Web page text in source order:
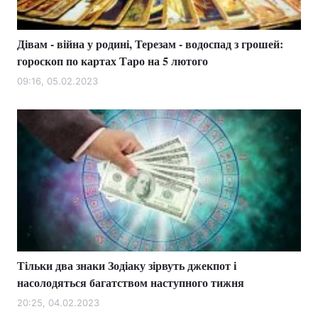
Дівам - війна у родині, Терезам - водоспад з грошей:
гороскоп по картах Таро на 5 лютого
09:16, 05.02.2023
Тільки два знаки Зодіаку зірвуть джекпот і
насолодяться багатством наступного тижня
20:25, 04.02.2023